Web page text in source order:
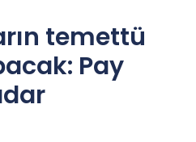
temettü
Pay